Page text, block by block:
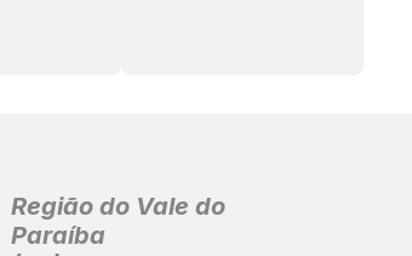
Região do Vale do
Paraíba